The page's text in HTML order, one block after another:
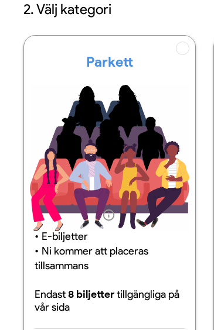
2. Välj kategori
Parkett
Information
E-biljetter
Ni kommer att placeras
tillsammans
Endast8 biljettertillgängliga på
vår sida